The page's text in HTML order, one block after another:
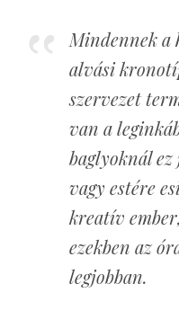
Mindennek a
alvási
szervezet
van a
baglyoknál
vagy estére
kreatív
ezekben az
legjobban.